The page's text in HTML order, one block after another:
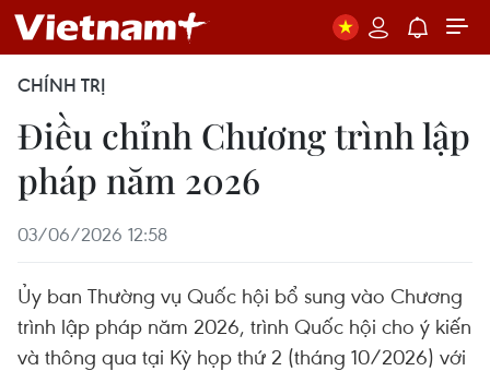
CHÍNH TRỊ
Điều chỉnh Chương trình lập
pháp năm 2026
03/06/2026 12:58
Ủy ban Thường vụ Quốc hội bổ sung vào Chương
trình lập pháp năm 2026, trình Quốc hội cho ý kiến
và thông qua tại Kỳ họp thứ 2 (tháng 10/2026) với